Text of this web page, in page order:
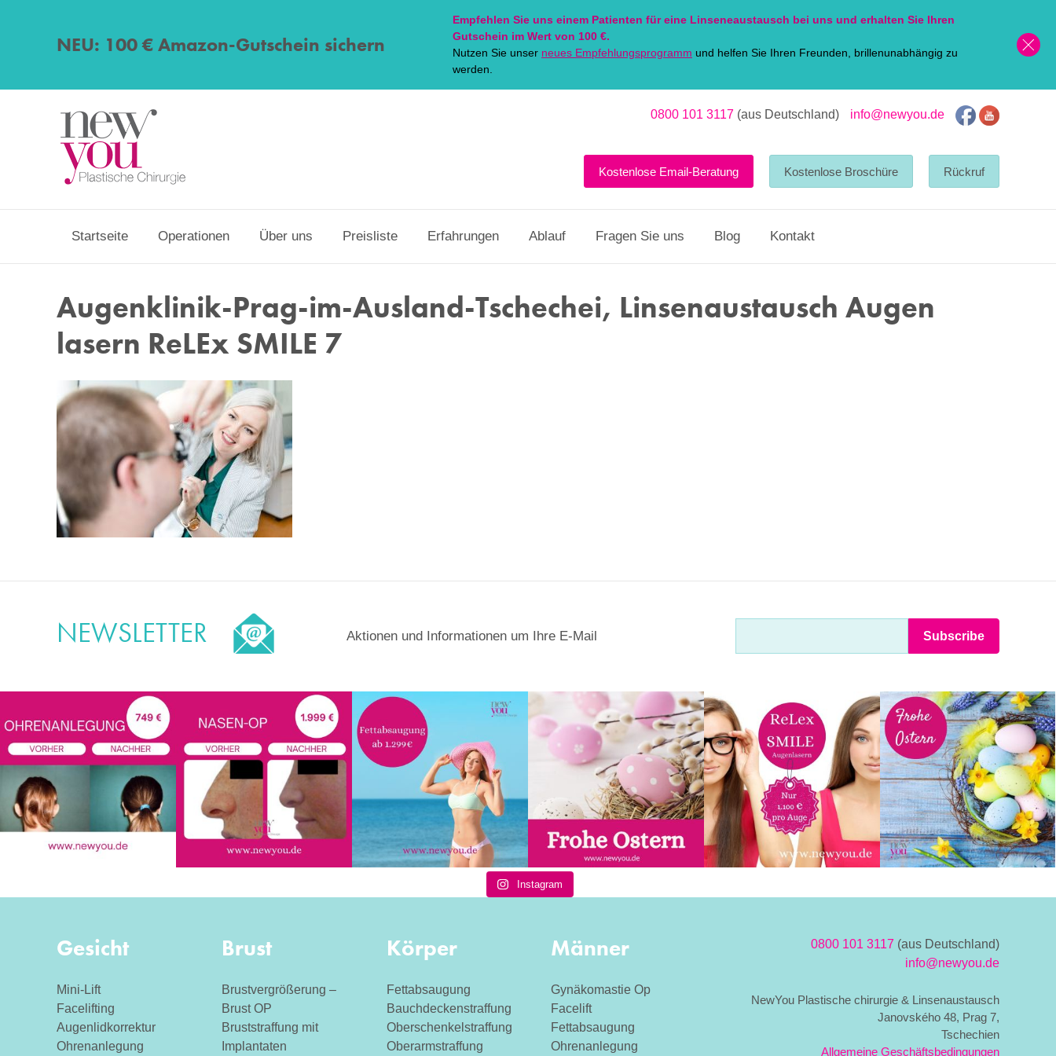
NEU: 100 € Amazon-Gutschein sichern
Empfehlen Sie uns einem Patienten für eine Linseneaustausch bei uns und erhalten Sie Ihren
Gutschein im Wert von 100 €.
Nutzen Sie unser neues Empfehlungsprogramm und helfen Sie Ihren Freunden, brillenunabhängig zu
werden.
0800 101 3117 (aus Deutschland) info@newyou.de
Startseite Operationen Über uns Preisliste Erfahrungen Ablauf Fragen Sie uns Blog Kontakt
Kostenlose Email-Beratung Kostenlose Broschüre Rückruf
Augenklinik-Prag-im-Ausland-Tschechei, Linsenaustausch Augen
lasern ReLEx SMILE 7
NEWSLETTER Aktionen und Informationen um Ihre E-Mail
Instagram
Gesicht
Mini-Lift
Facelifting
Augenlidkorrektur
Ohrenanlegung
Brust
Brustvergrößerung –
Brust OP
Bruststraffung mit
Implantaten
Körper
Fettabsaugung
Bauchdeckenstraffung
Oberschenkelstraffung
Oberarmstraffung
Männer
Gynäkomastie Op
Facelift
Fettabsaugung
Ohrenanlegung
0800 101 3117 (aus Deutschland)
info@newyou.de
NewYou Plastische chirurgie & Linsenaustausch
Janovského 48, Prag 7,
Tschechien
Allgemeine Geschäftsbedingungen